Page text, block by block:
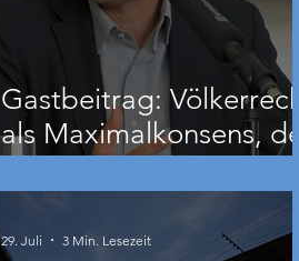
Gastbeitrag: Völkerrecht
als Maximalkonsens, der
29. Juli 3 Min. Lesezeit